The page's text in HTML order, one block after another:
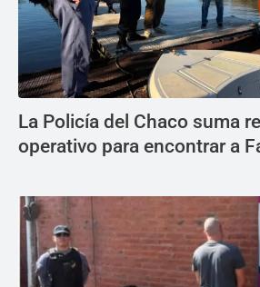
La Policía del Chaco suma
operativo para encontrar a